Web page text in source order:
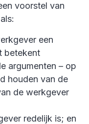
voorstel van
een
betekent
argumenten – op
houden van de
de werkgever
redelijk is; en